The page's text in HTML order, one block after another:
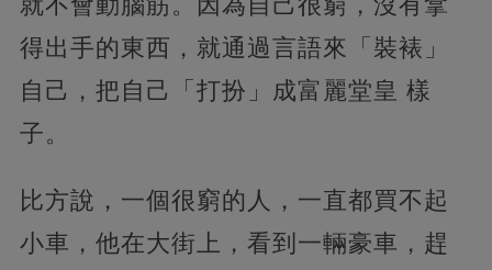
得出手的東西，就通過言語來「裝裱」
自己，把自己「打扮」成富麗堂皇 樣
子。
比方說，一個很窮的人，一直都買不起
小車，他在大街上，看到一輛豪車，趕